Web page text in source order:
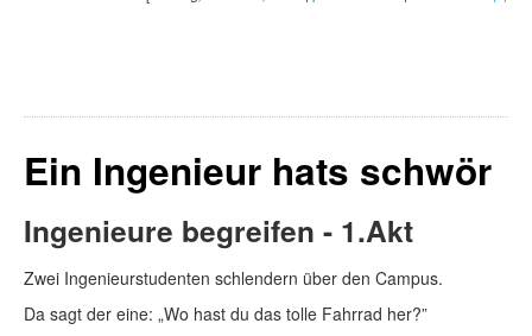
Ein Ingenieur hats schwör
Ingenieure begreifen - 1.Akt
Zwei Ingenieurstudenten schlendern über den Campus.
Da sagt der eine: „Wo hast du das tolle Fahrrad her?”